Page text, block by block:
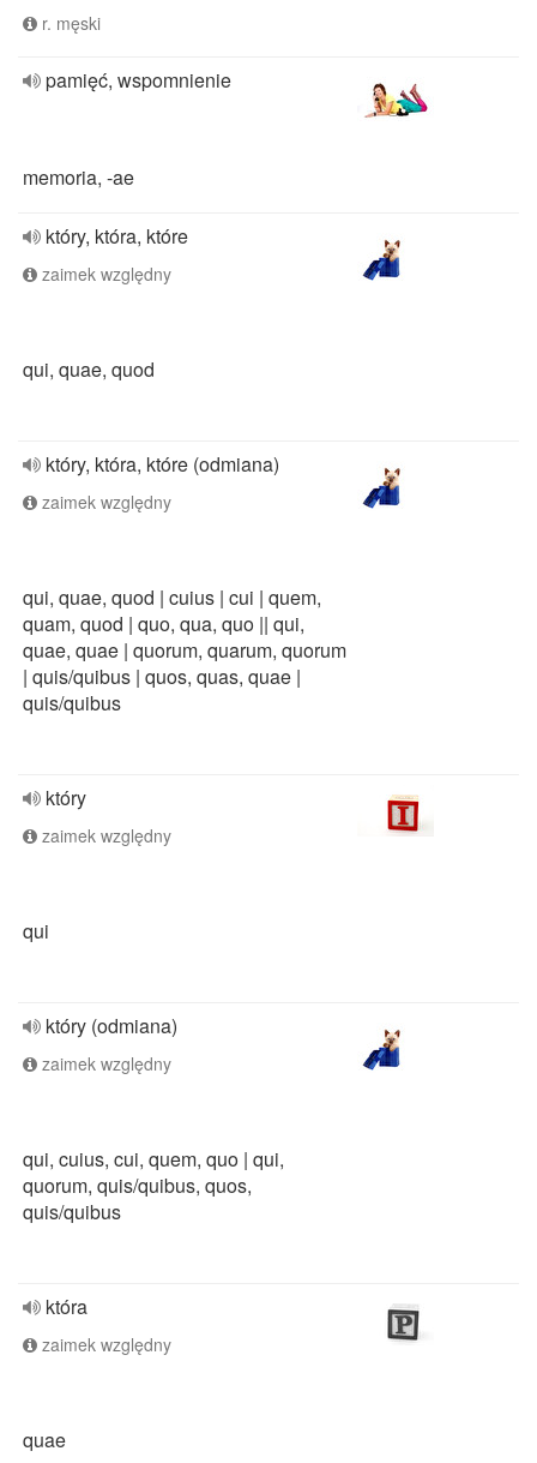
r. męski
pamięć, wspomnienie
memoria, -ae
który, która, które
zaimek względny
qui, quae, quod
który, która, które (odmiana)
zaimek względny
qui, quae, quod | cuius | cui | quem,
quam, quod | quo, qua, quo || qui,
quae, quae | quorum, quarum, quorum
| quis/quibus | quos, quas, quae |
quis/quibus
który
zaimek względny
qui
który (odmiana)
zaimek względny
qui, cuius, cui, quem, quo | qui,
quorum, quis/quibus, quos,
quis/quibus
która
zaimek względny
quae